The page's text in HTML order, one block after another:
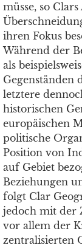
müsse, so
ihren Fokus
Während der
als
Gegenständen
letztere
historischen
europäischen
politische
Position von
auf Gebiet
Beziehungen
folgt Clar
jedoch mit der
vor allem der
zentralisierten